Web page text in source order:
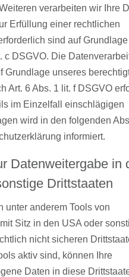
verarbeiten wir Ihre
Erfüllung einer rechtlichen
sind auf
c DSGVO. Die
Grundlage unseres
Art. 6 Abs. 1 lit. f DSGVO
im Einzelfall einschlägigen
wird in den folgenden
informiert.
Datenweitergabe in
Drittstaaten
unter anderem Tools von
Sitz in den USA oder
nicht sicheren
aktiv sind, können Ihre
Daten in diese